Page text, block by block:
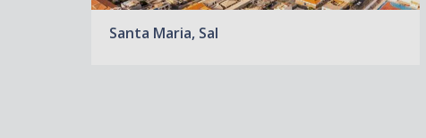
Santa Maria, Sal